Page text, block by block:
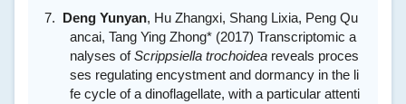
7. Deng Yunyan, Hu Zhangxi, Shang Lixia, Peng Qu
ancai, Tang Ying Zhong* (2017) Transcriptomic a
nalyses ofScrippsiella trochoidea reveals proces
ses regulating encystment and dormancy in the li
fe cycle of a dinoflagellate, with a particular attenti